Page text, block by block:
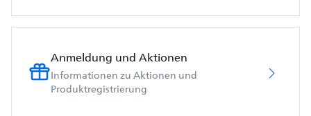
Anmeldung und Aktionen
Informationen zu Aktionen und
Produktregistrierung